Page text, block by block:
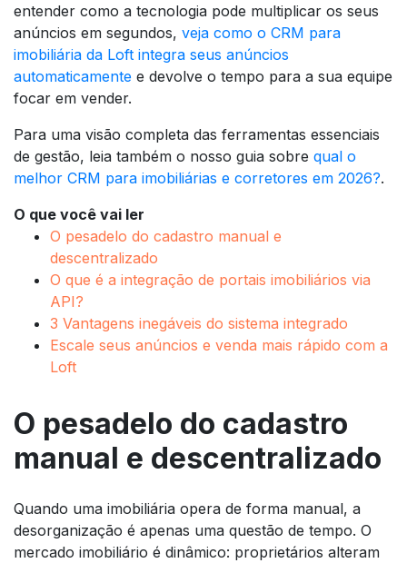
entender como a tecnologia pode multiplicar os seus
anúncios em segundos, veja como o CRM para
imobiliária da Loft integra seus anúncios
automaticamente e devolve o tempo para a sua equipe
focar em vender.
Para uma visão completa das ferramentas essenciais
de gestão, leia também o nosso guia sobre qual o
melhor CRM para imobiliárias e corretores em 2026?.
O que você vai ler
O pesadelo do cadastro manual e
descentralizado
O que é a integração de portais imobiliários via
API?
3 Vantagens inegáveis do sistema integrado
Escale seus anúncios e venda mais rápido com a
Loft
O pesadelo do cadastro
manual e descentralizado
Quando uma imobiliária opera de forma manual, a
desorganização é apenas uma questão de tempo. O
mercado imobiliário é dinâmico: proprietários alteram